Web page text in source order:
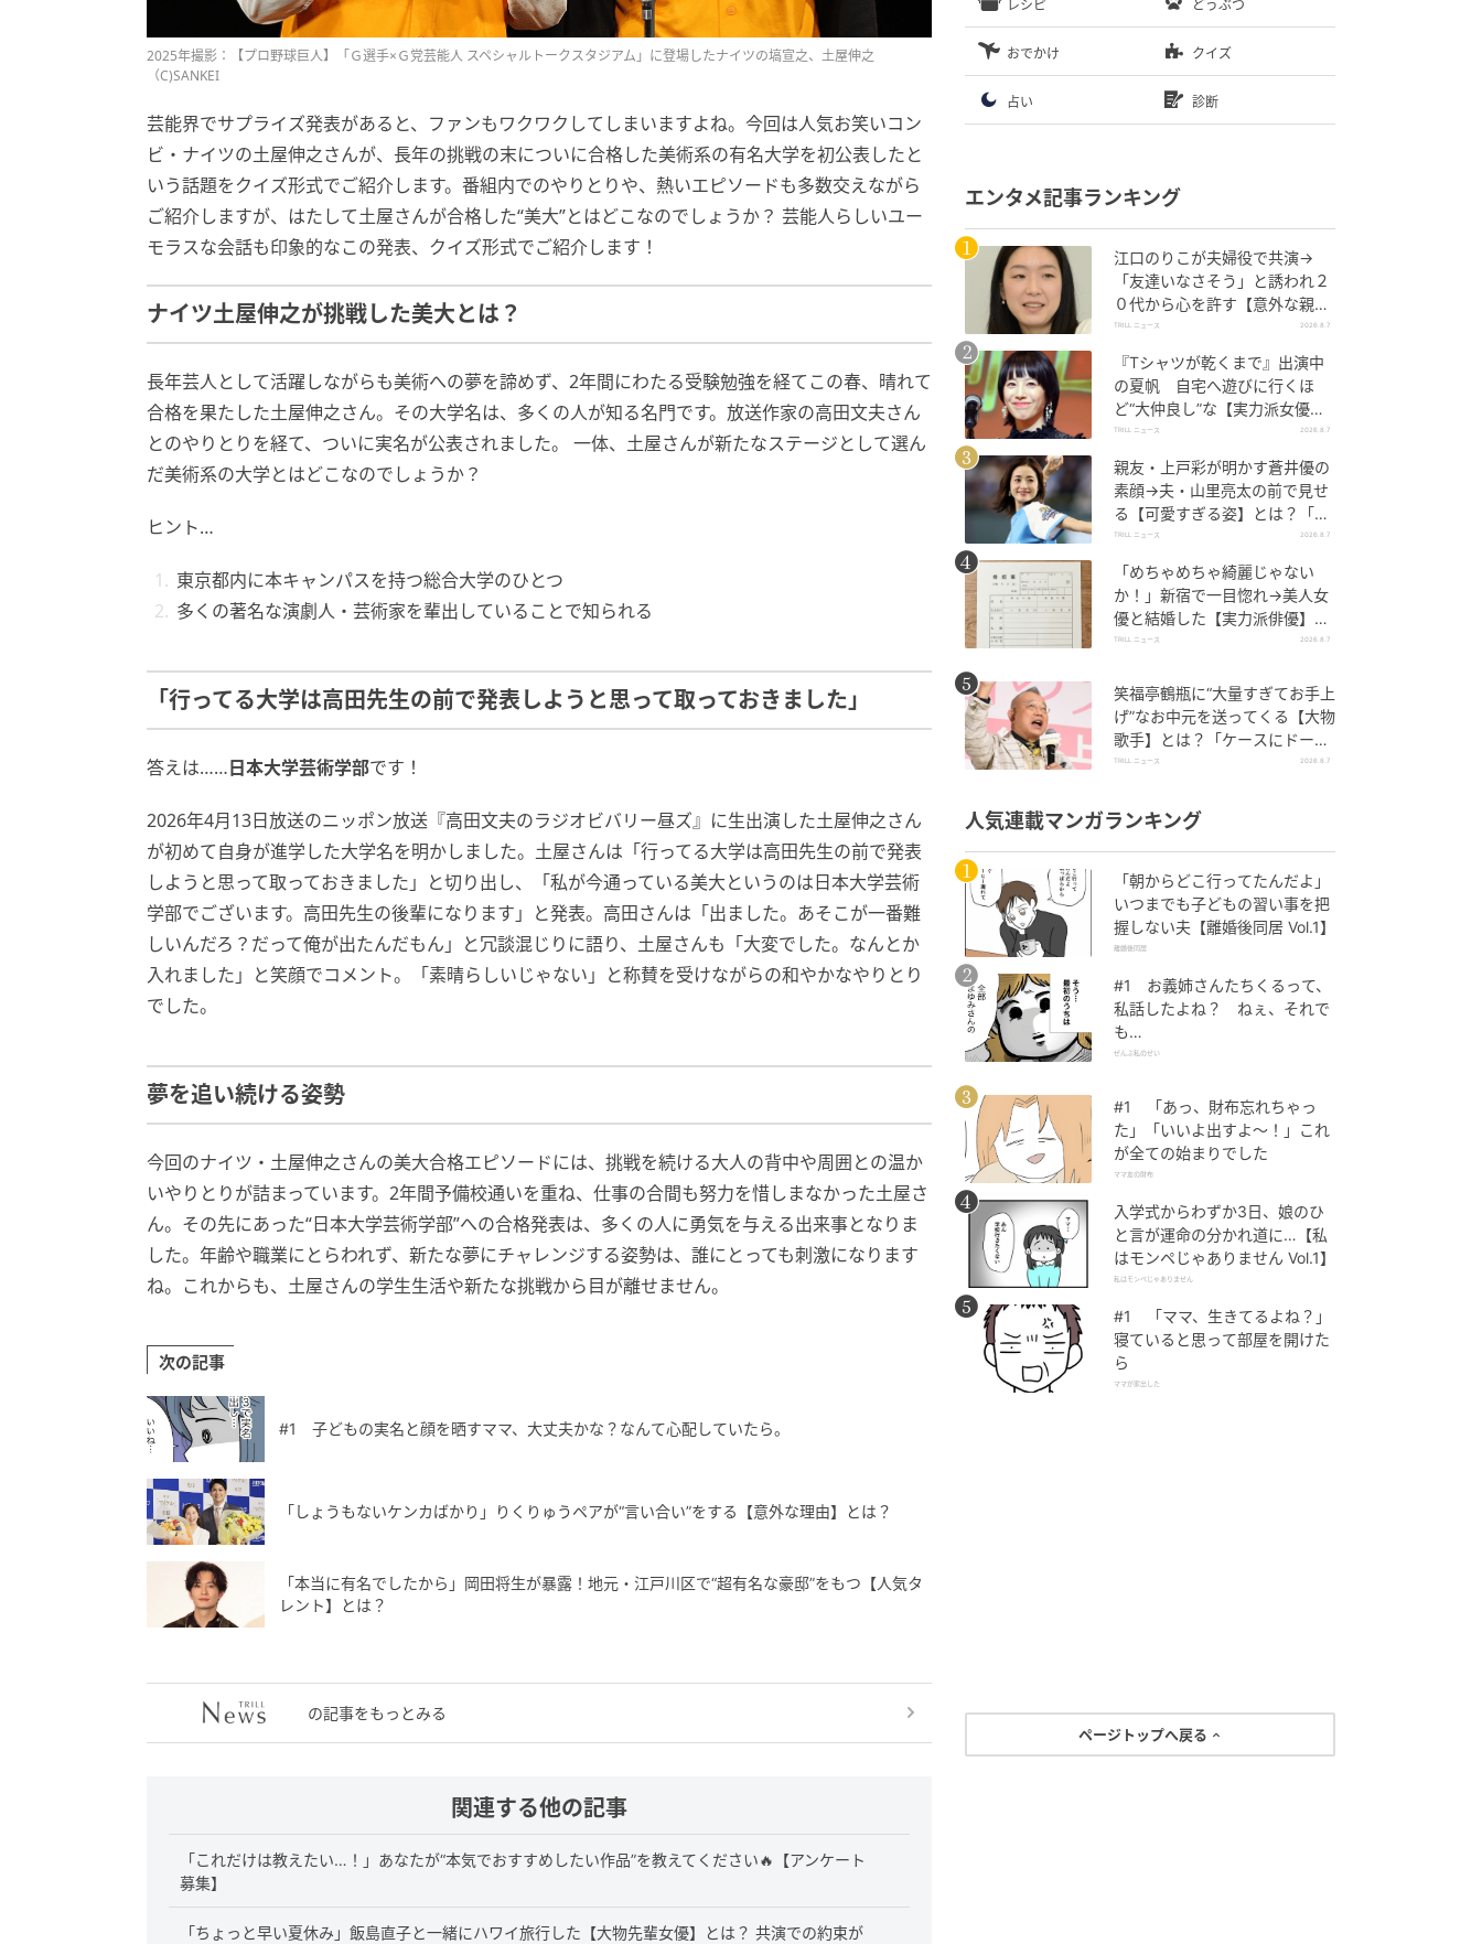
2025年撮影：【プロ野球巨人】「Ｇ選手×Ｇ党芸能人 スペシャルトークスタジアム」に登場したナイツの塙宣之、土屋伸之
（C)SANKEI
芸能界でサプライズ発表があると、ファンもワクワクしてしまいますよね。今回は人気お笑いコン
ビ・ナイツの土屋伸之さんが、長年の挑戦の末についに合格した美術系の有名大学を初公表したと
いう話題をクイズ形式でご紹介します。番組内でのやりとりや、熱いエピソードも多数交えながら
ご紹介しますが、はたして土屋さんが合格した“美大”とはどこなのでしょうか？ 芸能人らしいユー
モラスな会話も印象的なこの発表、クイズ形式でご紹介します！
ナイツ土屋伸之が挑戦した美大とは？
長年芸人として活躍しながらも美術への夢を諦めず、2年間にわたる受験勉強を経てこの春、晴れて
合格を果たした土屋伸之さん。その大学名は、多くの人が知る名門です。放送作家の高田文夫さん
とのやりとりを経て、ついに実名が公表されました。 一体、土屋さんが新たなステージとして選ん
だ美術系の大学とはどこなのでしょうか？
ヒント…
東京都内に本キャンパスを持つ総合大学のひとつ
多くの著名な演劇人・芸術家を輩出していることで知られる
「行ってる大学は高田先生の前で発表しようと思って取っておきました」
答えは……日本大学芸術学部です！
2026年4月13日放送のニッポン放送『高田文夫のラジオビバリー昼ズ』に生出演した土屋伸之さん
が初めて自身が進学した大学名を明かしました。土屋さんは「行ってる大学は高田先生の前で発表
しようと思って取っておきました」と切り出し、「私が今通っている美大というのは日本大学芸術
学部でございます。高田先生の後輩になります」と発表。高田さんは「出ました。あそこが一番難
しいんだろ？だって俺が出たんだもん」と冗談混じりに語り、土屋さんも「大変でした。なんとか
入れました」と笑顔でコメント。「素晴らしいじゃない」と称賛を受けながらの和やかなやりとり
でした。
夢を追い続ける姿勢
今回のナイツ・土屋伸之さんの美大合格エピソードには、挑戦を続ける大人の背中や周囲との温か
いやりとりが詰まっています。2年間予備校通いを重ね、仕事の合間も努力を惜しまなかった土屋さ
ん。その先にあった“日本大学芸術学部”への合格発表は、多くの人に勇気を与える出来事となりま
した。年齢や職業にとらわれず、新たな夢にチャレンジする姿勢は、誰にとっても刺激になります
ね。これからも、土屋さんの学生生活や新たな挑戦から目が離せません。
次の記事
#1 子どもの実名と顔を晒すママ、大丈夫かな？なんて心配していたら。
「しょうもないケンカばかり」りくりゅうペアが“言い合い”をする【意外な理由】とは？
「本当に有名でしたから」岡田将生が暴露！地元・江戸川区で“超有名な豪邸”をもつ【人気タ
レント】とは？
の記事をもっとみる
関連する他の記事
「これだけは教えたい…！」あなたが“本気でおすすめしたい作品”を教えてください🔥【アンケート
募集】
「ちょっと早い夏休み」飯島直子と一緒にハワイ旅行した【大物先輩女優】とは？ 共演での約束が
レシピ どうぶつ
おでかけ クイズ
占い 診断
エンタメ記事ランキング
江口のりこが夫婦役で共演→
「友達いなさそう」と誘われ２
０代から心を許す【意外な親友
芸人】とは？
TRILL ニュース 2026.8.7
『Tシャツが乾くまで』出演中
の夏帆 自宅へ遊びに行くほ
ど“大仲良し”な【実力派女優】
とは？「大好きです」
TRILL ニュース 2026.8.7
親友・上戸彩が明かす蒼井優の
素顔→夫・山里亮太の前で見せ
る【可愛すぎる姿】とは？「今
も恋してる」
TRILL ニュース 2026.8.7
「めちゃめちゃ綺麗じゃない
か！」新宿で一目惚れ→美人女
優と結婚した【実力派俳優】と
は？「で、頭がいい」
TRILL ニュース 2026.8.7
笑福亭鶴瓶に“大量すぎてお手上
げ”なお中元を送ってくる【大物
歌手】とは？「ケースにドーン
と来るんですよ」
TRILL ニュース 2026.8.7
人気連載マンガランキング
「朝からどこ行ってたんだよ」
いつまでも子どもの習い事を把
握しない夫【離婚後同居 Vol.1】
離婚後同居
#1 お義姉さんたちくるって、
私話したよね？ ねぇ、それで
も…
ぜんぶ私のせい
#1 「あっ、財布忘れちゃっ
た」「いいよ出すよ〜！」これ
が全ての始まりでした
ママ友の財布
入学式からわずか3日、娘のひ
と言が運命の分かれ道に…【私
はモンペじゃありません Vol.1】
私はモンペじゃありません
#1 「ママ、生きてるよね？」
寝ていると思って部屋を開けた
ら
ママが家出した
ページトップへ戻る